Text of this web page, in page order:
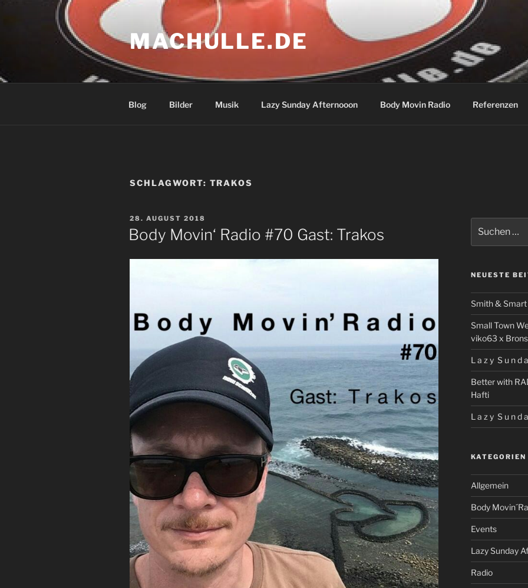
MACHULLE.DE
Blog Bilder Musik Lazy Sunday Afternooon Body Movin Radio Referenzen
SCHLAGWORT: TRAKOS
VERÖFFENTLICHT
AM
28. AUGUST 2018
Body Movin‘ Radio #70 Gast: Trakos
nach:
NEUESTE
Smith & Smart
Small Town
viko63 x
L a z y S u n d
Better with
Hafti
L a z y S u n d
KATEGORIEN
Allgemein
Body
Events
Lazy Sunday
Radio